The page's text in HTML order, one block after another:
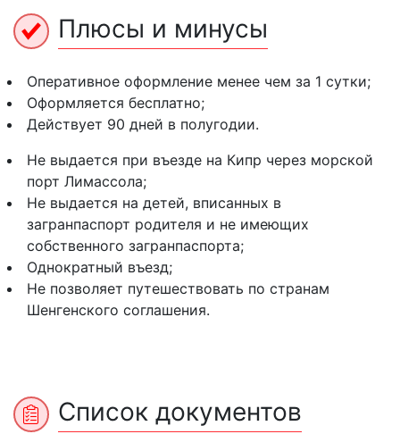
Плюсы и минусы
Оперативное оформление менее чем за 1 сутки;
Оформляется бесплатно;
Действует 90 дней в полугодии.
Не выдается при въезде на Кипр через морской
порт Лимассола;
Не выдается на детей, вписанных в
загранпаспорт родителя и не имеющих
собственного загранпаспорта;
Однократный въезд;
Не позволяет путешествовать по странам
Шенгенского соглашения.
Список документов